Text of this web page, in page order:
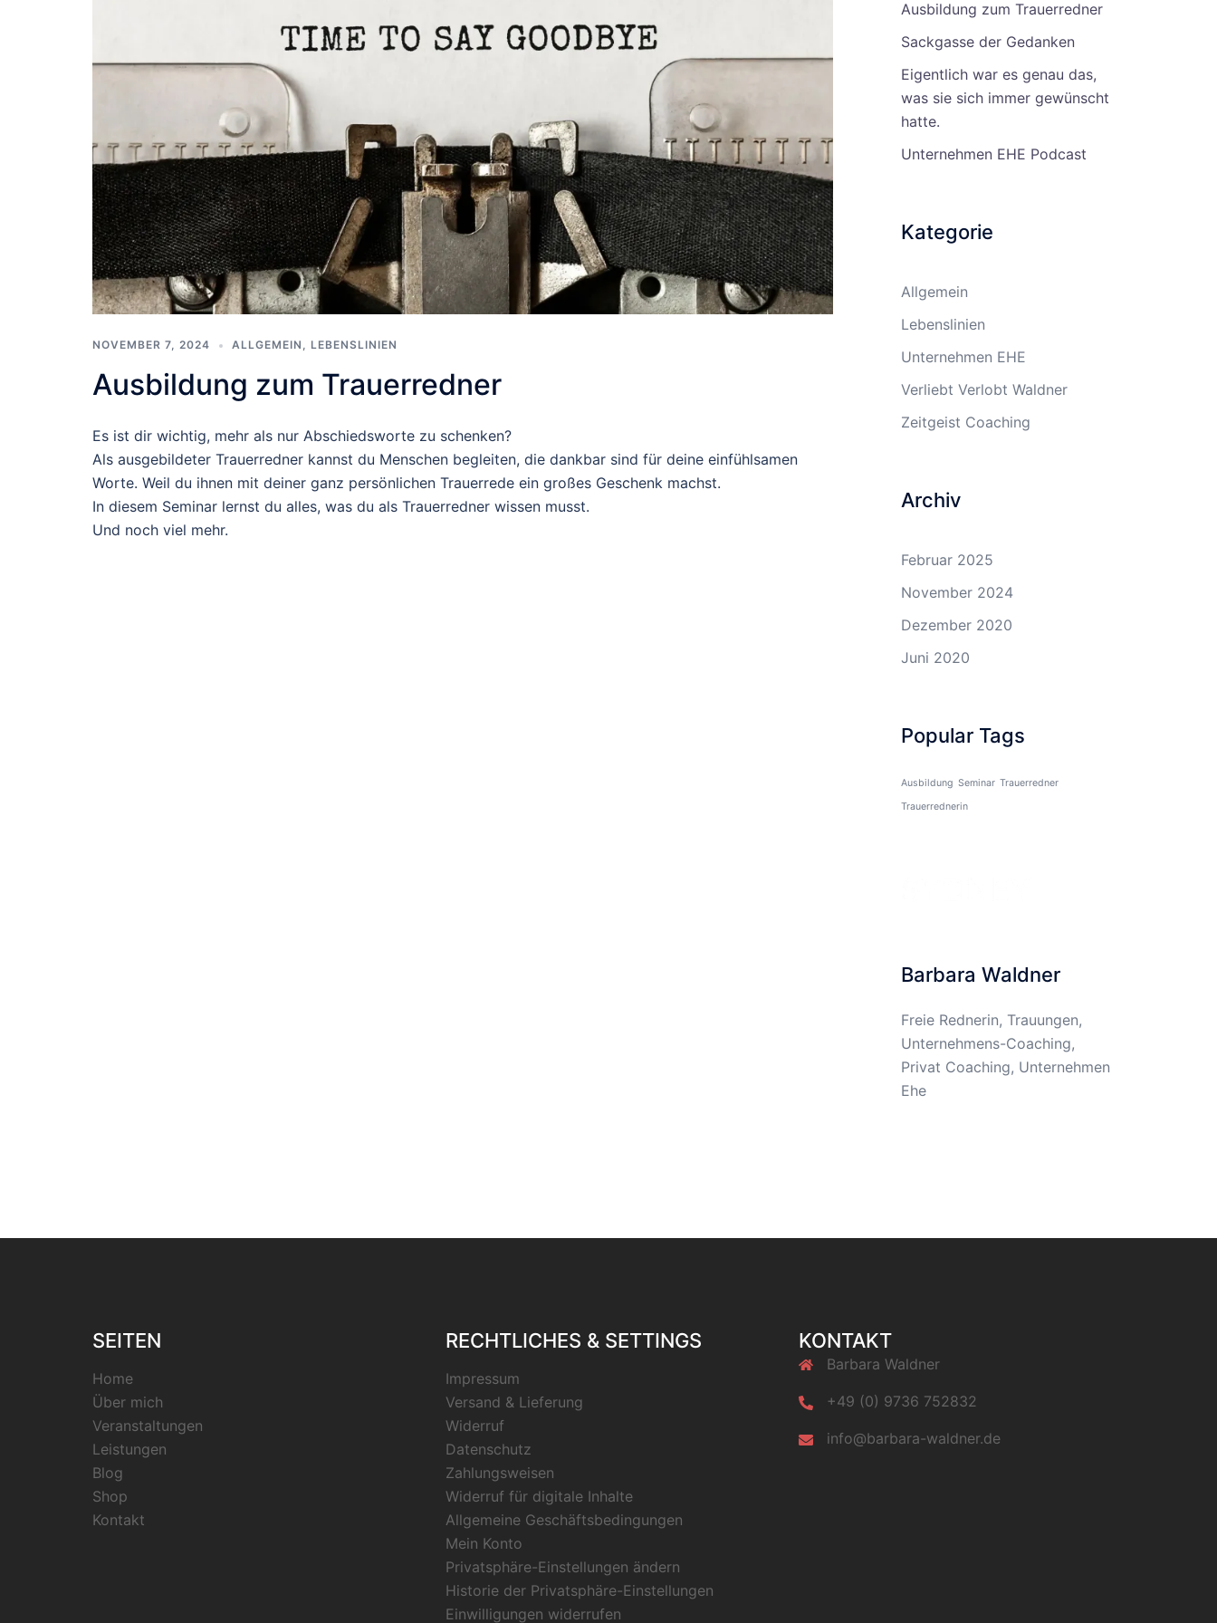
NOVEMBER 7, 2024 ALLGEMEIN , LEBENSLINIEN
Ausbildung zum Trauerredner
Es ist dir wichtig, mehr als nur Abschiedsworte zu schenken?
Als ausgebildeter Trauerredner kannst du Menschen begleiten, die dankbar sind für deine einfühlsamen
Worte. Weil du ihnen mit deiner ganz persönlichen Trauerrede ein großes Geschenk machst.
In diesem Seminar lernst du alles, was du als Trauerredner wissen musst.
Und noch viel mehr.
Ausbildung zum Trauerredner
Sackgasse der Gedanken
Eigentlich war es genau das,
was sie sich immer gewünscht
hatte.
Unternehmen EHE Podcast
Kategorie
Allgemein
Lebenslinien
Unternehmen EHE
Verliebt Verlobt Waldner
Zeitgeist Coaching
Archiv
Februar 2025
November 2024
Dezember 2020
Juni 2020
Popular Tags
Ausbildung Seminar Trauerredner
Trauerrednerin
Barbara Waldner
Freie Rednerin, Trauungen,
Unternehmens-Coaching,
Privat Coaching, Unternehmen
Ehe
SEITEN
Home
Über mich
Veranstaltungen
Leistungen
Blog
Shop
Kontakt
RECHTLICHES & SETTINGS
Impressum
Versand & Lieferung
Widerruf
Datenschutz
Zahlungsweisen
Widerruf für digitale Inhalte
Allgemeine Geschäftsbedingungen
Mein Konto
Privatsphäre-Einstellungen ändern
Historie der Privatsphäre-Einstellungen
Einwilligungen widerrufen
KONTAKT
Barbara Waldner
+49 (0) 9736 752832
info@barbara-waldner.de